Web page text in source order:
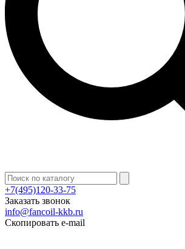
+7(495)120-33-75
Заказать звонок
info@fancoil-kkb.ru
Скопировать e-mail